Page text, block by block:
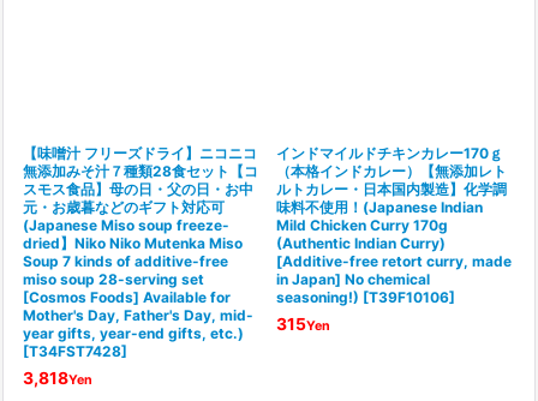
【味噌汁 フリーズドライ】ニコニコ
無添加みそ汁７種類28食セット【コ
スモス食品】母の日・父の日・お中
元・お歳暮などのギフト対応可
(Japanese Miso soup freeze-
dried】Niko Niko Mutenka Miso
Soup 7 kinds of additive-free
miso soup 28-serving set
[Cosmos Foods] Available for
Mother's Day, Father's Day, mid-
year gifts, year-end gifts, etc.)
[T34FST7428]
3,818Yen
インドマイルドチキンカレー170ｇ
（本格インドカレー）【無添加レト
ルトカレー・日本国内製造】化学調
味料不使用！(Japanese Indian
Mild Chicken Curry 170g
(Authentic Indian Curry)
[Additive-free retort curry, made
in Japan] No chemical
seasoning!) [T39F10106]
315Yen